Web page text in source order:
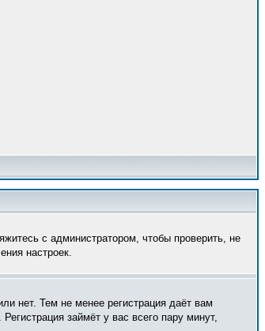
с администратором, чтобы проверить, не
настроек.
нет. Тем не менее регистрация даёт вам
займёт у вас всего пару минут,